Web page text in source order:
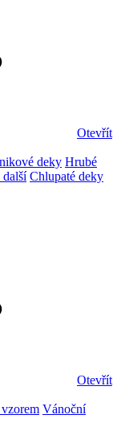
Otevřít
deky Hrubé
další Chlupaté deky
Otevřít
Vánoční